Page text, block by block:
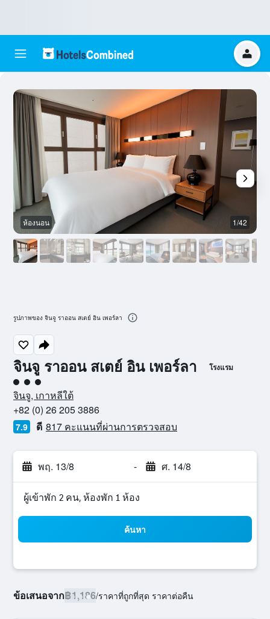
จินจู ราออน สเตย์ อิน เพอร์ลา โรงแรม
ให้ 3 ดาว
จินจู, เกาหลีใต้
+82 (0) 26 205 3886
7.9 ดี 817 คะแนนที่ผ่านการตรวจสอบ
พฤ. 13/8 - ศ. 14/8
ผู้เข้าพัก 2 คน, ห้องพัก 1 ห้อง
ค้นหา
ข้อเสนอจาก฿1,186/ราคาที่ถูกที่สุด ราคาต่อคืน
ห้องนอน 1/42
รูปภาพของ จินจู ราออน สเตย์ อิน เพอร์ลา